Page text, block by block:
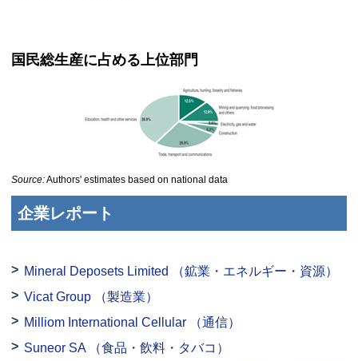
国民総生産に占める上位部門
Source:Authors' estimates based on national data
企業レポート
Mineral Deposets Limited
（鉱業・エネルギー・資源）
Vicat Group
（製造業）
Milliom International Cellular
（通信）
Suneor SA
（食品・飲料・タバコ）